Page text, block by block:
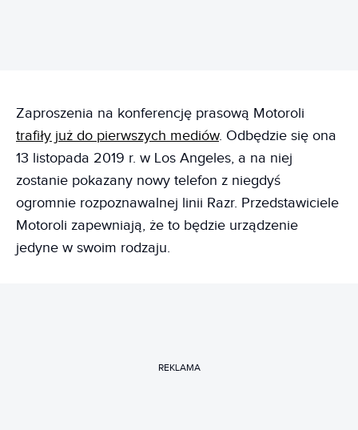
Zaproszenia na konferencję prasową Motoroli
trafiły już do pierwszych mediów. Odbędzie się ona
13 listopada 2019 r. w Los Angeles, a na niej
zostanie pokazany nowy telefon z niegdyś
ogromnie rozpoznawalnej linii Razr. Przedstawiciele
Motoroli zapewniają, że to będzie urządzenie
jedyne w swoim rodzaju.
REKLAMA